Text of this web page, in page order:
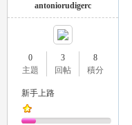
antoniorudigerc
0
主題
3
回帖
8
積分
新手上路